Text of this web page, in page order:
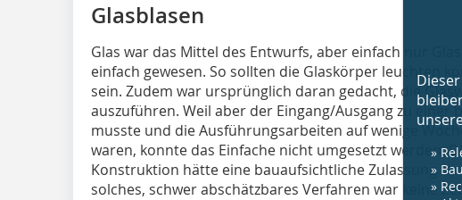
Glasblasen
Glas war das Mittel des Entwurfs, aber einfach nur Glas
einfach gewesen. So sollten die Glaskörper leuchten
sein. Zudem war ursprünglich daran gedacht, die
auszuführen. Weil aber der Eingang/Ausgang zu einer
musste und die Ausführungsarbeiten auf wenige
waren, konnte das Einfache nicht umgesetzt werden.
Konstruktion hätte eine bauaufsichtliche Zulassung im
solches, schwer abschätzbares Verfahren war keine
»
»